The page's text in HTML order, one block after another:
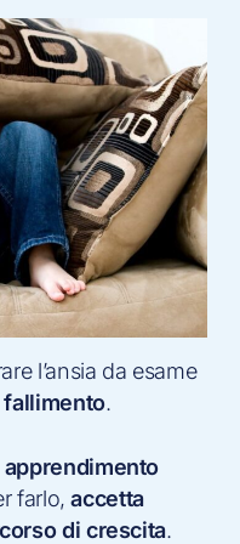
l’ansia da esame
fallimento.
farlo,accetta
di crescita.